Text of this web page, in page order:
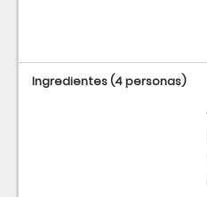
Ingredientes(4 personas)